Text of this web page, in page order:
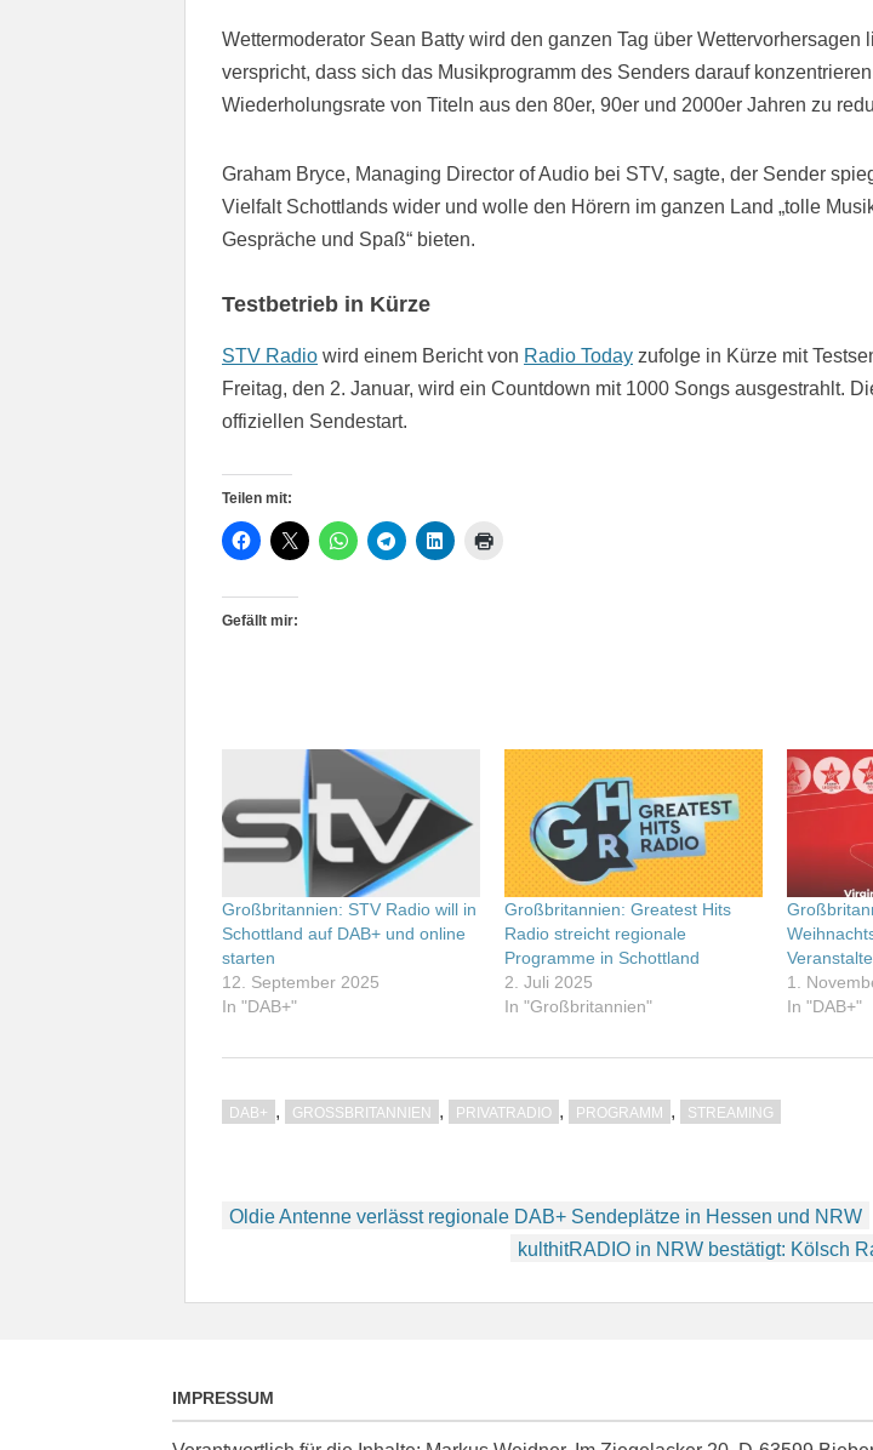
Wettermoderator Sean Batty wird den ganzen Tag über Wettervorhersagen
verspricht, dass sich das Musikprogramm des Senders darauf
Wiederholungsrate von Titeln aus den 80er, 90er und 2000er Jahren zu
Graham Bryce, Managing Director of Audio bei STV, sagte, der Sender
Vielfalt Schottlands wider und wolle den Hörern im ganzen Land „tolle
Gespräche und Spaß“ bieten.
Testbetrieb in Kürze
STV Radio wird einem Bericht von Radio Today zufolge in Kürze mit
Freitag, den 2. Januar, wird ein Countdown mit 1000 Songs ausgestrahlt.
offiziellen Sendestart.
Teilen mit:
Gefällt mir:
Großbritannien: STV Radio will in
Schottland auf DAB+ und online
starten
12. September 2025
In "DAB+"
Großbritannien: Greatest Hits
Radio streicht regionale
Programme in Schottland
2. Juli 2025
In "Großbritannien"
1.
In "DAB+"
DAB+ , GROSSBRITANNIEN , PRIVATRADIO , PROGRAMM , STREAMING
Beitragsnavigation
Oldie Antenne verlässt regionale DAB+ Sendeplätze in Hessen und NRW
kulthitRADIO in NRW bestätigt: Kölsch
IMPRESSUM